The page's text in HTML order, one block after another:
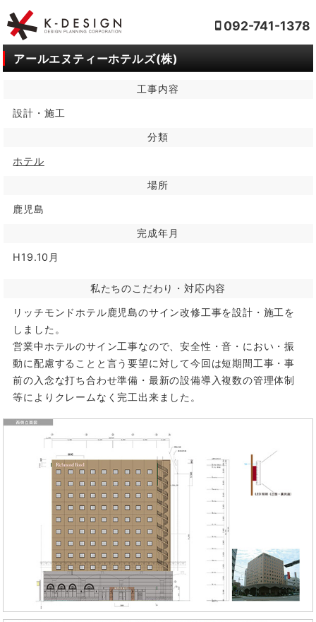
092-741-1378
アールエヌティーホテルズ(株)
工事内容
設計・施工
分類
ホテル
場所
鹿児島
完成年月
H19.10月
私たちのこだわり・対応内容
リッチモンドホテル鹿児島のサイン改修工事を設計・施工を
しました。
営業中ホテルのサイン工事なので、安全性・音・におい・振
動に配慮することと言う要望に対して今回は短期間工事・事
前の入念な打ち合わせ準備・最新の設備導入複数の管理体制
等によりクレームなく完工出来ました。